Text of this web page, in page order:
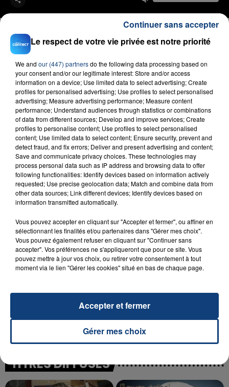
FIL D'ACTU
23 juillet 2026
INCENDIE MORTEL À LENS : UNE FEMME ET
SON BÉBÉ ENTRE LA VIE ET LA...
Un homme s'est immolé par le feu après avoir
d'un liquide inflammable.
20 juillet 2026
UNE ADOLESCENTE DEVANT SE FAIRE
OPÉRER DE LA CHEVILLE RESSORT DE LA...
La famille a porté plainte contre la clinique qui a
reconnu sa responsabilité et présenté ses
TITRES DIFFUSÉS
Le respect de votre vie privée est notre priorité
We and our (447) partnersdo the following data processing based on
your consent and/or our legitimate interest: Store and/or access
information on a device; Use limited data to select advertising; Create
profiles for personalised advertising; Use profiles to select personalised
advertising; Measure advertising performance; Measure content
performance; Understand audiences through statistics or combinations
of data from different sources; Develop and improve services; Create
profiles to personalise content; Use profiles to select personalised
content; Use limited data to select content; Ensure security, prevent and
detect fraud, and fix errors; Deliver and present advertising and content;
Save and communicate privacy choices. These technologies may
process personal data such as IP address and browsing data to offer
following functionalities: Identify devices based on information actively
requested; Use precise geolocation data; Match and combine data from
other data sources; Link different devices; Identify devices based on
information transmitted automatically.
Vous pouvez accepter en cliquant sur "Accepter et fermer", ou affiner en
sélectionnant les finalités et/ou partenaires dans "Gérer mes choix".
Vous pouvez également refuser en cliquant sur "Continuer sans
accepter". Vos préférences ne s'appliqueront que pour ce site. Vous
pouvez mettre à jour vos choix, ou retirer votre consentement à tout
moment via le lien "Gérer les cookies" situé en bas de chaque page.
Gérer mes choix
Accepter et fermer
Continuer sans accepter